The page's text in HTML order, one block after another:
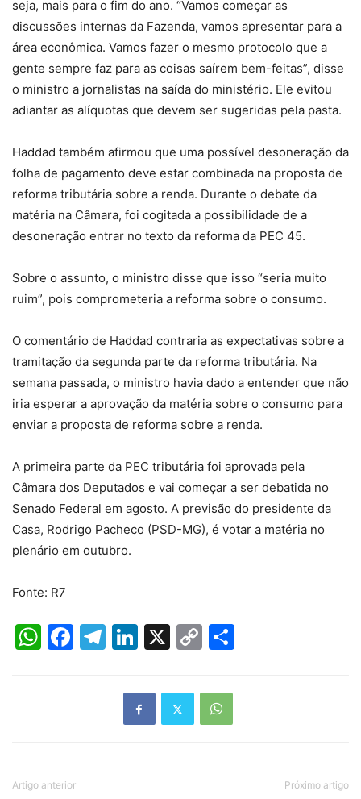
seja, mais para o fim do ano. “Vamos começar as
discussões internas da Fazenda, vamos apresentar para a
área econômica. Vamos fazer o mesmo protocolo que a
gente sempre faz para as coisas saírem bem-feitas”, disse
o ministro a jornalistas na saída do ministério. Ele evitou
adiantar as alíquotas que devem ser sugeridas pela pasta.
Haddad também afirmou que uma possível desoneração da
folha de pagamento deve estar combinada na proposta de
reforma tributária sobre a renda. Durante o debate da
matéria na Câmara, foi cogitada a possibilidade de a
desoneração entrar no texto da reforma da PEC 45.
Sobre o assunto, o ministro disse que isso “seria muito
ruim”, pois comprometeria a reforma sobre o consumo.
O comentário de Haddad contraria as expectativas sobre a
tramitação da segunda parte da reforma tributária. Na
semana passada, o ministro havia dado a entender que não
iria esperar a aprovação da matéria sobre o consumo para
enviar a proposta de reforma sobre a renda.
A primeira parte da PEC tributária foi aprovada pela
Câmara dos Deputados e vai começar a ser debatida no
Senado Federal em agosto. A previsão do presidente da
Casa, Rodrigo Pacheco (PSD-MG), é votar a matéria no
plenário em outubro.
Fonte: R7
WhatsApp
Facebook
Telegram
LinkedIn
X
Copy
Artigo anterior Próximo artigo